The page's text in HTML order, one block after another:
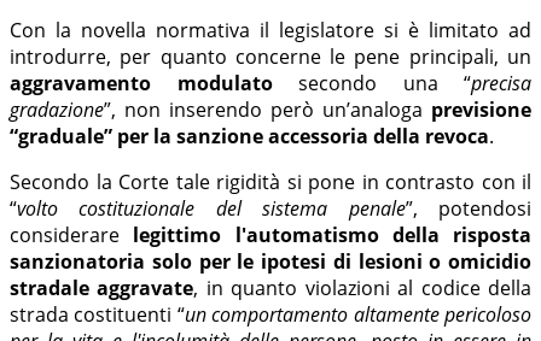
Con la novella normativa il legislatore si è limitato ad
introdurre, per quanto concerne le pene principali, un
aggravamento modulatosecondo una “precisa
gradazione”, non inserendo però un’analoga previsione
“graduale” per la sanzione accessoria della revoca.
Secondo la Corte tale rigidità si pone in contrasto con il
“volto costituzionale del sistema penale”, potendosi
considerare legittimo l'automatismo della risposta
sanzionatoria solo per le ipotesi di lesioni o omicidio
stradale aggravate, in quanto violazioni al codice della
strada costituenti “un comportamento altamente pericoloso